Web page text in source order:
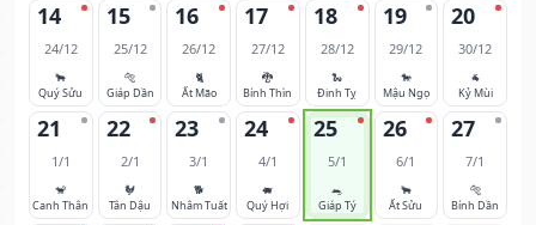
14
24/12
🐂
Quý Sửu
15
25/12
🐅
Giáp Dần
16
26/12
🐈
Ất Mão
17
27/12
🐉
Bính Thìn
18
28/12
🐍
Đinh Tỵ
19
29/12
🐎
Mậu Ngọ
20
30/12
🐐
Kỷ Mùi
21
1/1
🐒
Canh Thân
22
2/1
🐓
Tân Dậu
23
3/1
🐕
Nhâm Tuất
24
4/1
🐖
Quý Hợi
25
5/1
🐀
Giáp Tý
26
6/1
🐂
Ất Sửu
27
7/1
🐅
Bính Dần